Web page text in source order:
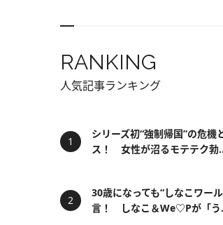
RANKING
人気記事ランキング
シリーズ初“強制帰国”の危機
ス！ 女性が沼るモテテク勃
30歳になっても“しなこワー
言！ しなこ＆We♡Pが「う